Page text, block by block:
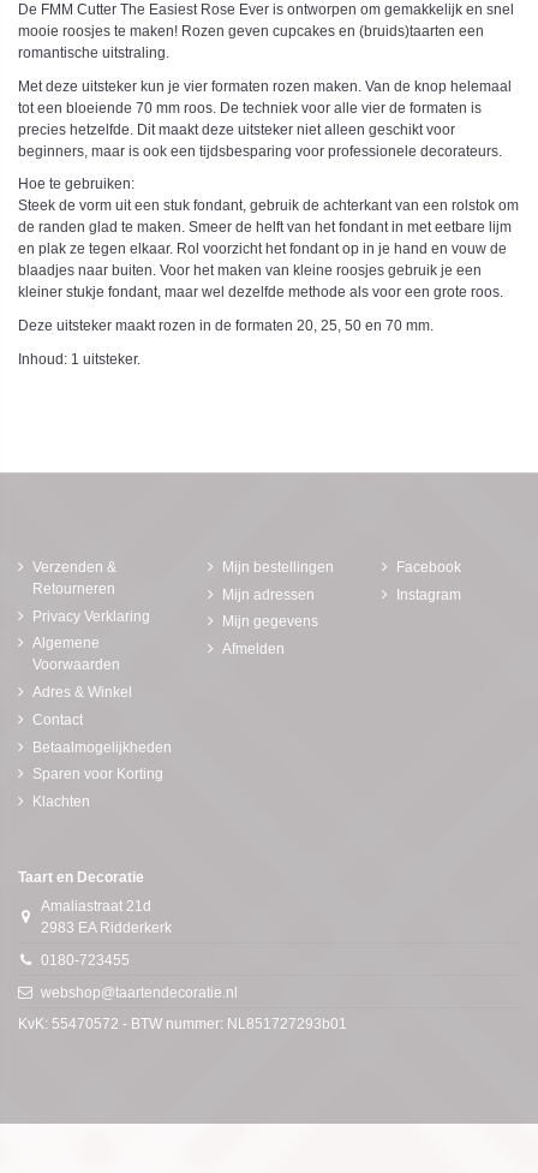
De FMM Cutter The Easiest Rose Ever is ontworpen om gemakkelijk en snel
mooie roosjes te maken! Rozen geven cupcakes en (bruids)taarten een
romantische uitstraling.
Met deze uitsteker kun je vier formaten rozen maken. Van de knop helemaal
tot een bloeiende 70 mm roos. De techniek voor alle vier de formaten is
precies hetzelfde. Dit maakt deze uitsteker niet alleen geschikt voor
beginners, maar is ook een tijdsbesparing voor professionele decorateurs.
Hoe te gebruiken:
Steek de vorm uit een stuk fondant, gebruik de achterkant van een rolstok om
de randen glad te maken. Smeer de helft van het fondant in met eetbare lijm
en plak ze tegen elkaar. Rol voorzicht het fondant op in je hand en vouw de
blaadjes naar buiten. Voor het maken van kleine roosjes gebruik je een
kleiner stukje fondant, maar wel dezelfde methode als voor een grote roos.
Deze uitsteker maakt rozen in de formaten 20, 25, 50 en 70 mm.
Inhoud: 1 uitsteker.
Verzenden &
Retourneren
Privacy Verklaring
Algemene
Voorwaarden
Adres & Winkel
Contact
Betaalmogelijkheden
Sparen voor Korting
Klachten
Mijn bestellingen
Mijn adressen
Mijn gegevens
Afmelden
Facebook
Instagram
Taart en Decoratie
Amaliastraat 21d
2983 EA Ridderkerk
0180-723455
webshop@taartendecoratie.nl
KvK: 55470572 - BTW nummer: NL851727293b01